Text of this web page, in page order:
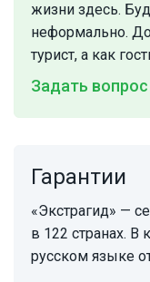
жизни здесь.
неформально.
турист, а как
Задать вопрос
Гарантии
«Экстрагид» —
в 122 странах. В
русском языке